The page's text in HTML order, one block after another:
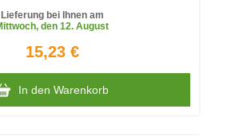
Lieferung bei Ihnen am
, den 12. August
15,23 €
In den Warenkorb